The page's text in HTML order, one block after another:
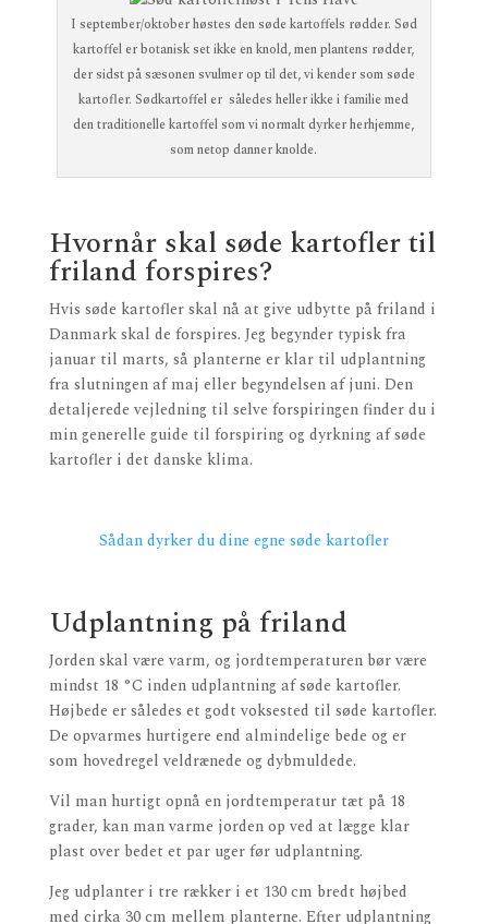
I september/oktober høstes den søde kartoffels rødder. Sød
kartoffel er botanisk set ikke en knold, men plantens rødder,
der sidst på sæsonen svulmer op til det, vi kender som søde
kartofler. Sødkartoffel er således heller ikke i familie med
den traditionelle kartoffel som vi normalt dyrker herhjemme,
som netop danner knolde.
Hvornår skal søde kartofler til
friland forspires?
Hvis søde kartofler skal nå at give udbytte på friland i
Danmark skal de forspires. Jeg begynder typisk fra
januar til marts, så planterne er klar til udplantning
fra slutningen af maj eller begyndelsen af juni. Den
detaljerede vejledning til selve forspiringen finder du i
min generelle guide til forspiring og dyrkning af søde
kartofler i det danske klima.
Sådan dyrker du dine egne søde kartofler
Udplantning på friland
Jorden skal være varm, og jordtemperaturen bør være
mindst 18 °C inden udplantning af søde kartofler.
Højbede er således et godt voksested til søde kartofler.
De opvarmes hurtigere end almindelige bede og er
som hovedregel veldrænede og dybmul­dede.
Vil man hurtigt opnå en jordtemperatur tæt på 18
grader, kan man varme jorden op ved at lægge klar
plast over bedet et par uger før udplantning.
Jeg udplanter i tre rækker i et 130 cm bredt højbed
med cirka 30 cm mellem planterne. Efter udplantning